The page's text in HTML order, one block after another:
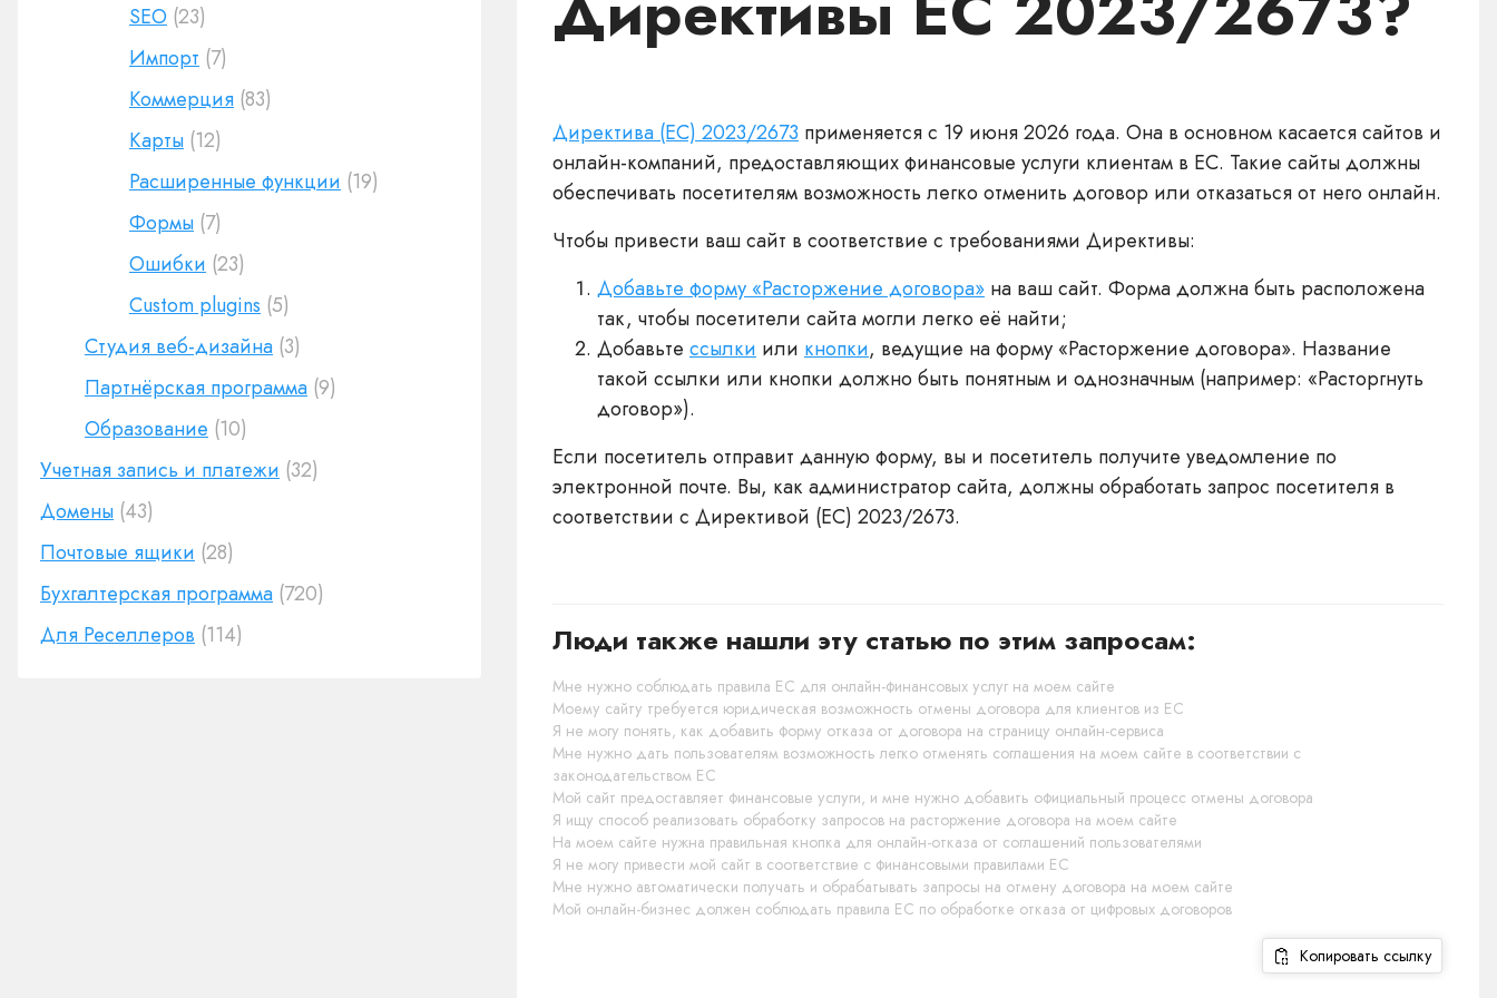
SEO (23)
Импорт (7)
Коммерция (83)
Карты (12)
Расширенные функции (19)
Формы (7)
Ошибки (23)
Custom plugins (5)
Студия веб-дизайна (3)
Партнёрская программа (9)
Образование (10)
Учетная запись и платежи (32)
Домены (43)
Почтовые ящики (28)
Бухгалтерская программа (720)
Для Реселлеров (114)
Директива (ЕС) 2023/2673 применяется с 19 июня 2026 года. Она в основном касается сайтов и
онлайн-компаний, предоставляющих финансовые услуги клиентам в ЕС. Такие сайты должны
обеспечивать посетителям возможность легко отменить договор или отказаться от него онлайн.
Чтобы привести ваш сайт в соответствие с требованиями Директивы:
Добавьте форму «Расторжение договора»на ваш сайт. Форма должна быть расположена
так, чтобы посетители сайта могли легко её найти;
Добавьте ссылки или кнопки, ведущие на форму «Расторжение договора». Название
такой ссылки или кнопки должно быть понятным и однозначным (например: «Расторгнуть
договор»).
Если посетитель отправит данную форму, вы и посетитель получите уведомление по
электронной почте. Вы, как администратор сайта, должны обработать запрос посетителя в
соответствии с Директивой (ЕС) 2023/2673.
Люди также нашли эту статью по этим запросам:
Мне нужно соблюдать правила ЕС для онлайн-финансовых услуг на моем сайте
Моему сайту требуется юридическая возможность отмены договора для клиентов из ЕС
Я не могу понять, как добавить форму отказа от договора на страницу онлайн-сервиса
Мне нужно дать пользователям возможность легко отменять соглашения на моем сайте в соответствии с
законодательством ЕС
Мой сайт предоставляет финансовые услуги, и мне нужно добавить официальный процесс отмены договора
Я ищу способ реализовать обработку запросов на расторжение договора на моем сайте
На моем сайте нужна правильная кнопка для онлайн-отказа от соглашений пользователями
Я не могу привести мой сайт в соответствие с финансовыми правилами ЕС
Мне нужно автоматически получать и обрабатывать запросы на отмену договора на моем сайте
Мой онлайн-бизнес должен соблюдать правила ЕС по обработке отказа от цифровых договоров
Копировать ссылку